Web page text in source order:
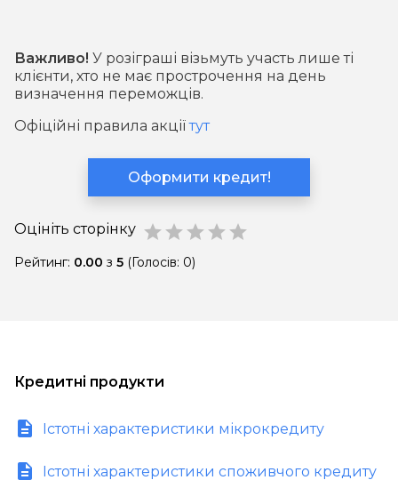
Важливо! У розіграші візьмуть участь лише ті
клієнти, хто не має прострочення на день
визначення переможців.
Офіційні правила акціїтут
Оформити кредит!
Оцініть сторінку star
star
star
star
star
Рейтинг: 0.00 з 5 (Голосів: 0)
Кредитні продукти
Істотні характеристики мікрокредиту
Істотні характеристики споживчого кредиту